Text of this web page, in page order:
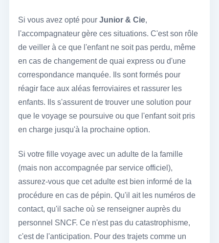
Si vous avez opté pour Junior & Cie,
l'accompagnateur gère ces situations. C'est son rôle
de veiller à ce que l'enfant ne soit pas perdu, même
en cas de changement de quai express ou d'une
correspondance manquée. Ils sont formés pour
réagir face aux aléas ferroviaires et rassurer les
enfants. Ils s'assurent de trouver une solution pour
que le voyage se poursuive ou que l'enfant soit pris
en charge jusqu'à la prochaine option.
Si votre fille voyage avec un adulte de la famille
(mais non accompagnée par service officiel),
assurez-vous que cet adulte est bien informé de la
procédure en cas de pépin. Qu'il ait les numéros de
contact, qu'il sache où se renseigner auprès du
personnel SNCF. Ce n'est pas du catastrophisme,
c'est de l'anticipation. Pour des trajets comme un